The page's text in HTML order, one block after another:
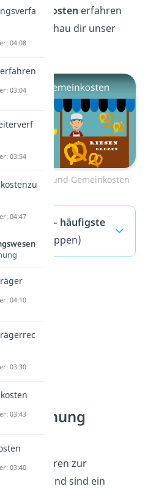
Gemeinkosten erfahren
dann schau dir unser
an!
Einzel- und Gemeinkosten
— häufigste
(ausklappen)
gehören zur
und sind ein
04:08
03:04
03:54
04:47
04:10
03:30
03:43
03:40